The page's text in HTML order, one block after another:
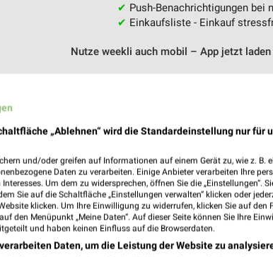
✔ Push-Benachrichtigungen bei
✔ Einkaufsliste - Einkauf
Nutze weekli auch mobil – App jetzt laden
„Ablehnen“ wird die Standardeinstellung nur für
und/oder greifen auf Informationen auf einem Gerät zu, wie z. B.
Daten zu verarbeiten. Einige Anbieter verarbeiten Ihre
Um dem zu widersprechen, öffnen Sie die „Einstellungen“.
Sie auf die Schaltfläche „Einstellungen verwalten“ klicken oder
klicken. Um Ihre Einwilligung zu widerrufen, klicken Sie auf
den Menüpunkt „Meine Daten“. Auf dieser Seite können Sie Ihre
und haben keinen Einfluss auf die Browserdaten.
Daten, um die Leistung der Website zu